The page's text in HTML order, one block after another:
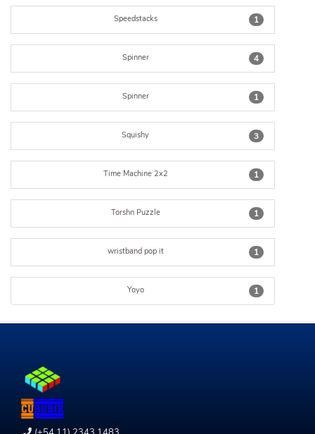
1
Speedstacks
4
Spinner
1
Spinner
3
Squishy
1
Time Machine 2x2
1
Torshn Puzzle
1
wristband pop it
1
Yoyo